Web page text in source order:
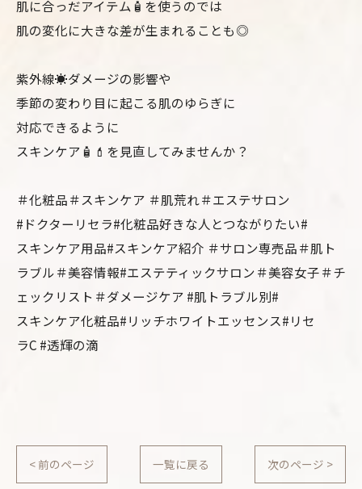
肌に合っだアイテム🧴を使うのでは
肌の変化に大きな差が生まれることも◎
紫外線☀️ダメージの影響や
季節の変わり目に起こる肌のゆらぎに
対応できるように
スキンケア🧴💄を見直してみませんか？
＃化粧品＃スキンケア ＃肌荒れ＃エステサロン
#ドクターリセラ#化粧品好きな人とつながりたい#
スキンケア用品#スキンケア紹介 ＃サロン専売品＃肌ト
ラブル＃美容情報#エステティックサロン＃美容女子＃チ
ェックリスト＃ダメージケア #肌トラブル別#
スキンケア化粧品#リッチホワイトエッセンス#リセ
ラC #透輝の滴
< 前のページ 一覧に戻る 次のページ >